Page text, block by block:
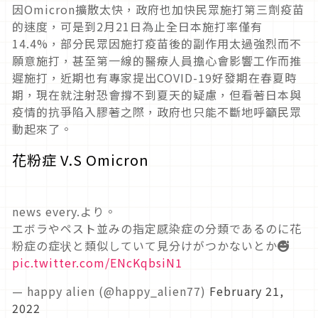
因Omicron擴散太快，政府也加快民眾施打第三劑疫苗
的速度，可是到2月21日為止全日本施打率僅有
14.4%，部分民眾因施打疫苗後的副作用太過強烈而不
願意施打，甚至第一線的醫療人員擔心會影響工作而推
遲施打，近期也有專家提出COVID-19好發期在春夏時
期，現在就注射恐會撐不到夏天的疑慮，但看著日本與
疫情的抗爭陷入膠著之際，政府也只能不斷地呼籲民眾
動起來了。
花粉症 V.S Omicron
news every.より。
エボラやペスト並みの指定感染症の分類であるのに花
粉症の症状と類似していて見分けがつかないとか😅
pic.twitter.com/ENcKqbsiN1
— happy alien (@happy_alien77) February 21,
2022